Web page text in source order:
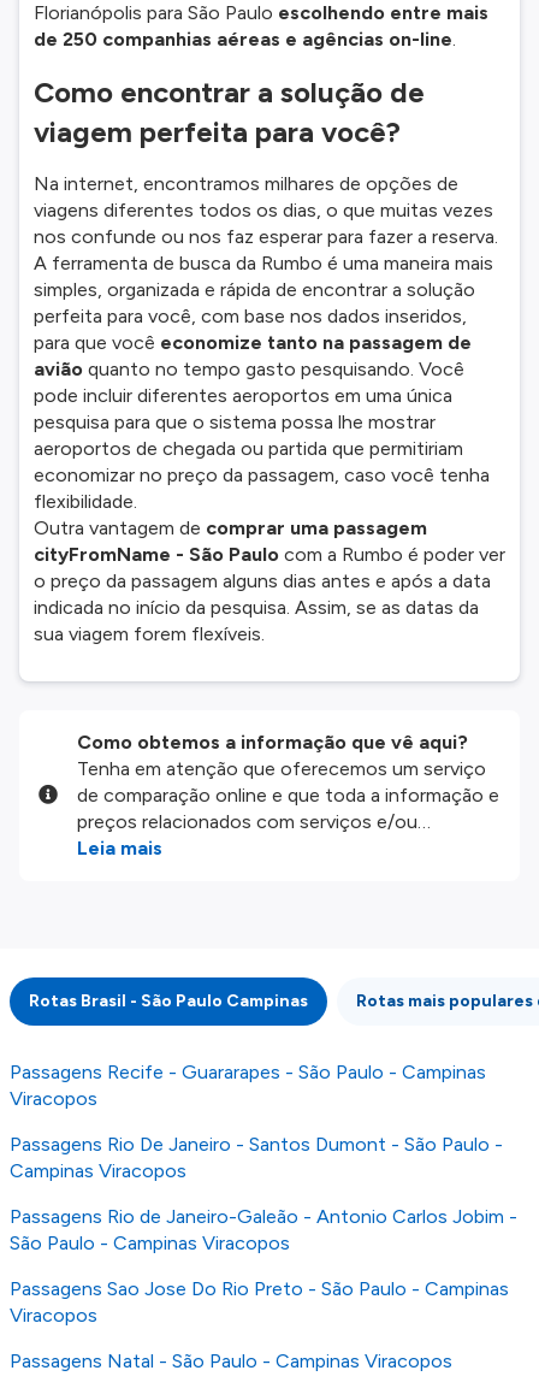
Florianópolis para São Paulo escolhendo entre mais
de 250 companhias aéreas e agências on-line.
Como encontrar a solução de
viagem perfeita para você?
Na internet, encontramos milhares de opções de
viagens diferentes todos os dias, o que muitas vezes
nos confunde ou nos faz esperar para fazer a reserva.
A ferramenta de busca da Rumbo é uma maneira mais
simples, organizada e rápida de encontrar a solução
perfeita para você, com base nos dados inseridos,
para que você economize tanto na passagem de
avião quanto no tempo gasto pesquisando. Você
pode incluir diferentes aeroportos em uma única
pesquisa para que o sistema possa lhe mostrar
aeroportos de chegada ou partida que permitiriam
economizar no preço da passagem, caso você tenha
flexibilidade.
Outra vantagem de comprar uma passagem
cityFromName - São Paulo com a Rumbo é poder ver
o preço da passagem alguns dias antes e após a data
indicada no início da pesquisa. Assim, se as datas da
sua viagem forem flexíveis.
Como obtemos a informação que vê aqui?
Tenha em atenção que oferecemos um serviço
de comparação online e que toda a informação e
preços relacionados com serviços e/ou
produtos disponíveis no nosso website são
integridade ou pela precisão da informação
publicada, por isso verifique com atenção todas
as condições no website do parceiro antes de
fazer uma reserva. Para mais detalhes verifique
os nossos
Termos e Condições.
Leia mais
Rotas Brasil - São Paulo Campinas Rotas mais
Passagens Recife - Guararapes - São Paulo - Campinas
Viracopos
Passagens Rio De Janeiro - Santos Dumont - São Paulo -
Campinas Viracopos
Passagens Rio de Janeiro-Galeão - Antonio Carlos Jobim -
São Paulo - Campinas Viracopos
Passagens Sao Jose Do Rio Preto - São Paulo - Campinas
Viracopos
Passagens Natal - São Paulo - Campinas Viracopos